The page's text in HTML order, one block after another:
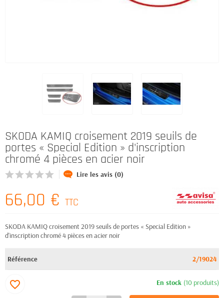
SKODA KAMIQ croisement 2019 seuils de
portes « Special Edition » d'inscription
chromé 4 pièces en acier noir
Lire les avis (0)
66,00 € TTC
SKODA KAMIQ croisement 2019 seuils de portes « Special Edition »
d'inscription chromé 4 pièces en acier noir
Référence 2/19024
En stock (10 produits)
favorite_border